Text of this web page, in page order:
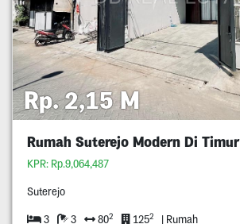
Rp. 2,15 M
Rumah Suterejo Modern Di Timur
KPR: Rp.9,064,487
Suterejo
3 3 802 1252 | Rumah